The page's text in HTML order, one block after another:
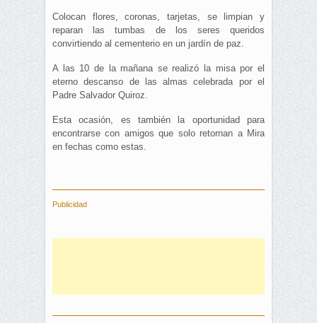
Colocan flores, coronas, tarjetas, se limpian y
reparan las tumbas de los seres queridos
convirtiendo al cementerio en un jardín de paz.
A las 10 de la mañana se realizó la misa por el
eterno descanso de las almas celebrada por el
Padre Salvador Quiroz.
Esta ocasión, es también la oportunidad para
encontrarse con amigos que solo retornan a Mira
en fechas como estas.
Publicidad